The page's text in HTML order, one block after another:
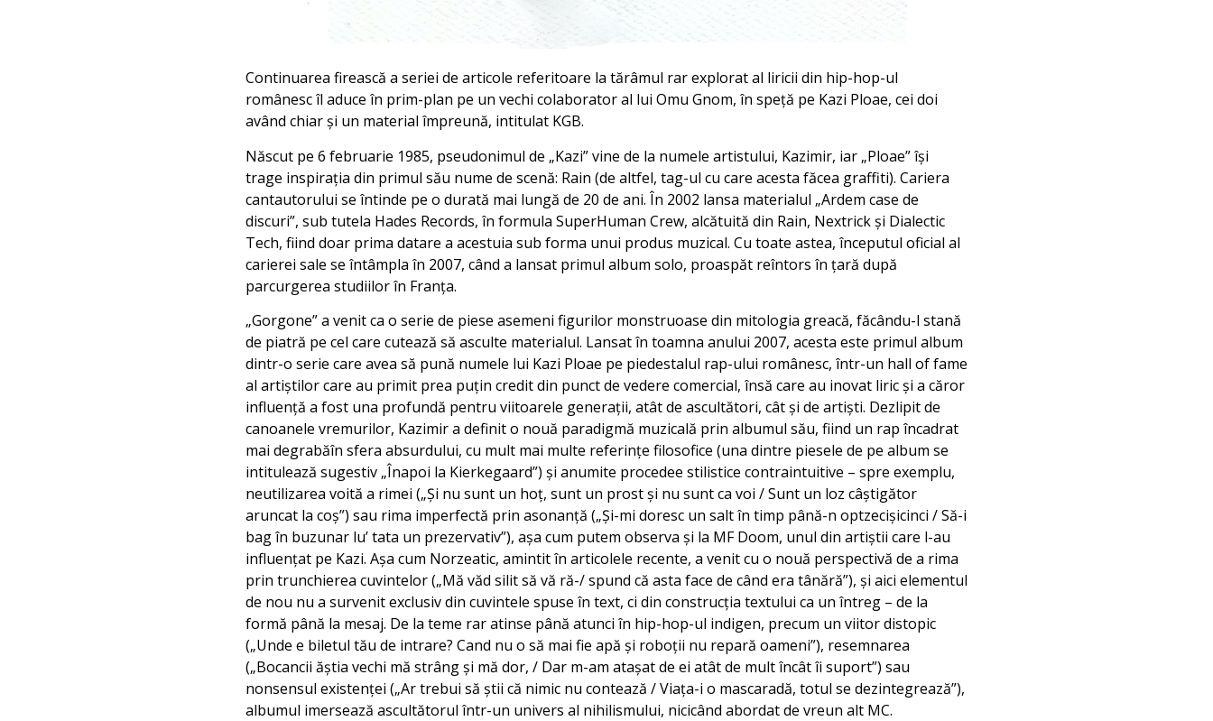
Continuarea firească a seriei de articole referitoare la tărâmul rar explorat al liricii din hip-hop-ul
românesc îl aduce în prim-plan pe un vechi colaborator al lui Omu Gnom, în speță pe Kazi Ploae, cei doi
având chiar și un material împreună, intitulat KGB.
Născut pe 6 februarie 1985, pseudonimul de „Kazi” vine de la numele artistului, Kazimir, iar „Ploae” își
trage inspirația din primul său nume de scenă: Rain (de altfel, tag-ul cu care acesta făcea graffiti). Cariera
cantautorului se întinde pe o durată mai lungă de 20 de ani. În 2002 lansa materialul „Ardem case de
discuri”, sub tutela Hades Records, în formula SuperHuman Crew, alcătuită din Rain, Nextrick și Dialectic
Tech, fiind doar prima datare a acestuia sub forma unui produs muzical. Cu toate astea, începutul oficial al
carierei sale se întâmpla în 2007, când a lansat primul album solo, proaspăt reîntors în țară după
parcurgerea studiilor în Franța.
„Gorgone” a venit ca o serie de piese asemeni figurilor monstruoase din mitologia greacă, făcându-l stană
de piatră pe cel care cutează să asculte materialul. Lansat în toamna anului 2007, acesta este primul album
dintr-o serie care avea să pună numele lui Kazi Ploae pe piedestalul rap-ului românesc, într-un hall of fame
al artiștilor care au primit prea puțin credit din punct de vedere comercial, însă care au inovat liric și a căror
influență a fost una profundă pentru viitoarele generații, atât de ascultători, cât și de artiști. Dezlipit de
canoanele vremurilor, Kazimir a definit o nouă paradigmă muzicală prin albumul său, fiind un rap încadrat
mai degrabăîn sfera absurdului, cu mult mai multe referințe filosofice (una dintre piesele de pe album se
intitulează sugestiv „Înapoi la Kierkegaard”) și anumite procedee stilistice contraintuitive – spre exemplu,
neutilizarea voită a rimei („Și nu sunt un hoț, sunt un prost și nu sunt ca voi / Sunt un loz câștigător
aruncat la coș”) sau rima imperfectă prin asonanță („Și-mi doresc un salt în timp până-n optzecișicinci / Să-i
bag în buzunar lu’ tata un prezervativ”), așa cum putem observa și la MF Doom, unul din artiștii care l-au
influențat pe Kazi. Așa cum Norzeatic, amintit în articolele recente, a venit cu o nouă perspectivă de a rima
prin trunchierea cuvintelor („Mă văd silit să vă ră-/ spund că asta face de când era tânără”), și aici elementul
de nou nu a survenit exclusiv din cuvintele spuse în text, ci din construcția textului ca un întreg – de la
formă până la mesaj. De la teme rar atinse până atunci în hip-hop-ul indigen, precum un viitor distopic
(„Unde e biletul tău de intrare? Cand nu o să mai fie apă și roboții nu repară oameni”), resemnarea
(„Bocancii ăștia vechi mă strâng și mă dor, / Dar m-am atașat de ei atât de mult încât îi suport”) sau
nonsensul existenței („Ar trebui să știi că nimic nu contează / Viața-i o mascaradă, totul se dezintegrează”),
albumul imersează ascultătorul într-un univers al nihilismului, nicicând abordat de vreun alt MC.